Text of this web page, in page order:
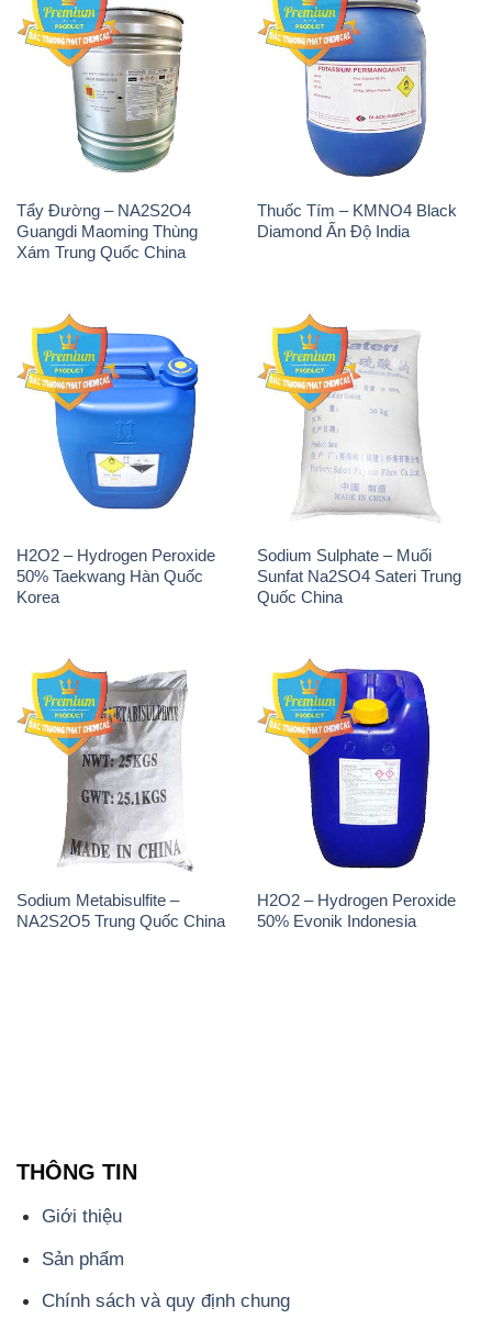
Tẩy Đường – NA2S2O4
Guangdi Maoming Thùng
Xám Trung Quốc China
Thuốc Tím – KMNO4 Black
Diamond Ấn Độ India
H2O2 – Hydrogen Peroxide
50% Taekwang Hàn Quốc
Korea
Sodium Sulphate – Muối
Sunfat Na2SO4 Sateri Trung
Quốc China
Sodium Metabisulfite –
NA2S2O5 Trung Quốc China
H2O2 – Hydrogen Peroxide
50% Evonik Indonesia
THÔNG TIN
Giới thiệu
Sản phẩm
Chính sách và quy định chung